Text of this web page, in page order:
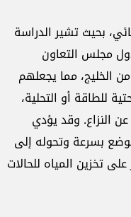
بحيث تشير الدراسة
في دول مجلس التعاون
الخليج، مما يجعلهم
للطاقة أو التحلية،
النزاع. وقد يؤدي
بسرعة وتحوله إلى
تخزين المياه للحالات